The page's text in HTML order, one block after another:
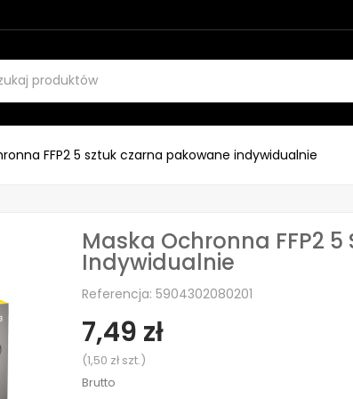
FFP2 5 sztuk czarna pakowane indywidualnie
Maska Ochronna FFP2
Indywidualnie
Referencja: 5904302080201
7,49 zł
(1,50 zł szt.)
Brutto